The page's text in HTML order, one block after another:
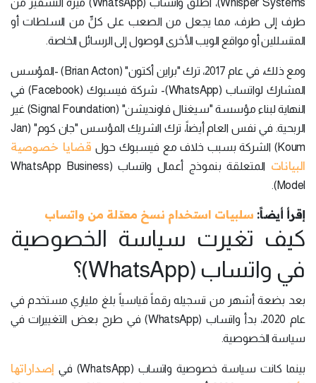
Whisper Systems)، أطلق واتساب (WhatsApp) ميزة التشفير من
طرف إلى طرف، مما يجعل من الصعب على كلٍّ من السلطات أو
المتسللين أو مواقع الويب الأخرى الوصول إلى الرسائل الخاصة.
ومع ذلك، في عام 2017، ترك "براين أكتون" (Brian Acton) -المؤسس
المشارك لواتساب (WhatsApp)- شركة فيسبوك (Facebook) في
النهاية لبناء مؤسسة "سيغنال فاونديشن" (Signal Foundation) غير
الربحية. في نفس العام أيضاً، ترك الشريك المؤسس "جان كوم" (Jan
Koum) الشركة بسبب خلاف مع فيسبوك حول
قضايا خصوصية
البيانات
المتعلقة بنموذج أعمال واتساب (WhatsApp Business
Model).
إقرأ أيضاً: سلبيات استخدام نسخ معدّلة من واتساب
كيف تغيرت سياسة الخصوصية
في واتساب (WhatsApp)؟
بعد بضعة أشهر من تسجيله رقماً قياسياً بلغ ملياري مستخدم في
عام 2020، بدأ واتساب (WhatsApp) في طرح بعض التغييرات في
سياسة الخصوصية.
بينما كانت سياسة خصوصية واتساب (WhatsApp) في
إصداراتها